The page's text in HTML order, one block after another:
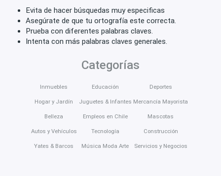
Evita de hacer búsquedas muy especificas
Asegúrate de que tu ortografía este correcta.
Prueba con diferentes palabras claves.
Intenta con más palabras claves generales.
Categorías
Inmuebles
Hogar y Jardín
Belleza
Autos y Vehículos
Yates & Barcos
Educación
Juguetes & Infantes
Empleos en Chile
Tecnología
Música Moda Arte
Deportes
Mercancía Mayorista
Mascotas
Construcción
Servicios y Negocios